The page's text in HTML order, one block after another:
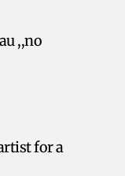
,,no
for a